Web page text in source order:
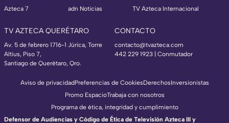
Azteca 7
adn Noticias
TV Azteca Internacional
TV AZTECA QUERÉTARO
Av. 5 de febrero 1716-1 Júrica, Torre
Altius, Piso 7,
Santiago de Querétaro, Qro.
CONTACTO
contacto@tvazteca.com
442 229 1923 | Conmutador
Aviso de privacidadPreferencias de CookiesDerechosInversionistas
Promo EspacioTrabaja con nosotros
Programa de ética, integridad y cumplimiento
Defensor de Audiencias y Código de Ética de Televisión Azteca III y